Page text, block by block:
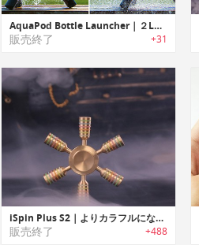
AquaPod Bottle Launcher｜２Lペットボトルを30m飛ばせるボトルランチャー「アクアポッド」
販売終了 +31
iSpin Plus S2｜よりカラフルになった世界中で大人気のiSpinの新型ハンドスピナー「iSpin Plus S2」
販売終了 +488